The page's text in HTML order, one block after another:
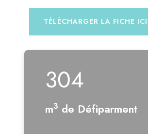
TÉLÉCHARGER LA FICHE ICI
1 650
m3 de Défiparment